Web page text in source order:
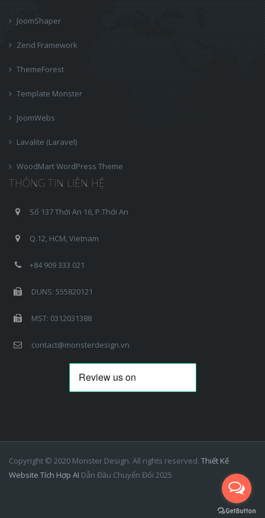
JoomShaper
Zend Framework
ThemeForest
Template Monster
JoomWebs
Lavalite (Laravel)
WoodMart WordPress Theme
THÔNG TIN LIÊN HỆ
Số 137 Thới An 16, P.Thới An
Q.12, HCM, Vietnam
+84 909 333 021
DUNS: 555820121
MST: 0312031388
contact@monsterdesign.vn
Copyright © 2020 Monster Design. All rights reserved. Thiết Kế
Website Tích Hợp AI Dẫn Đầu Chuyển Đổi 2025